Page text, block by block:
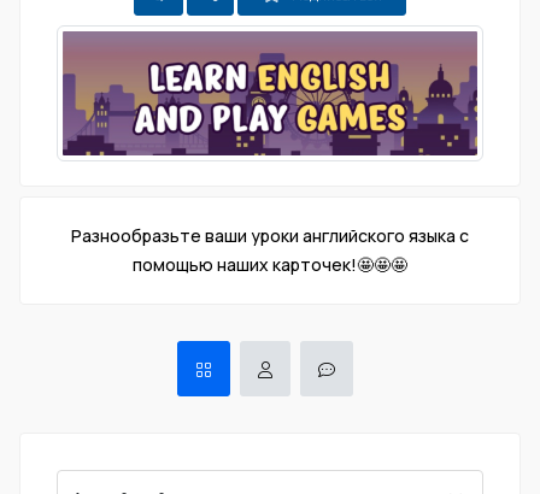
Разнообразьте ваши уроки английского языка с
помощью наших карточек!🤩🤩🤩